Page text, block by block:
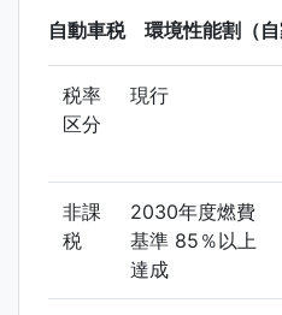
自動車税 環境性能割（自
税率
区分
現行
非課
税
2030年度燃費
基準 85％以上
達成